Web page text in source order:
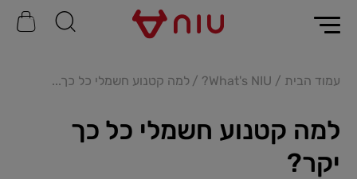
עמוד הבית What's NIU? למה קטנוע חשמלי כל כך...
למה קטנוע חשמלי כל כך
יקר?